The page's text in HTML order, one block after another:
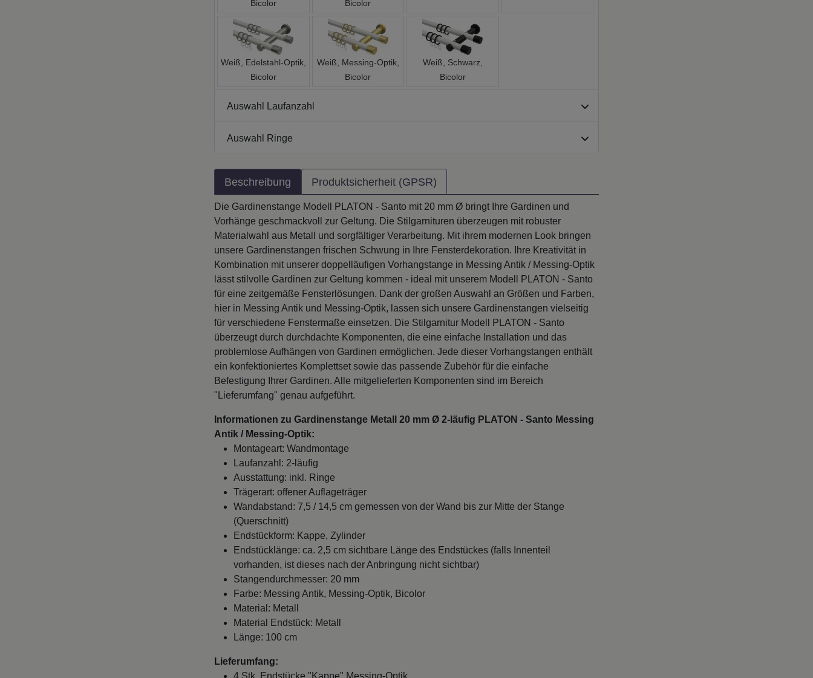
Weiß, Edelstahl-Optik,
Bicolor
Weiß, Messing-Optik,
Bicolor
Weiß, Schwarz,
Bicolor
Produktsicherheit (GPSR)
Die Gardinenstange Modell PLATON - Santo mit 20 mm Ø bringt Ihre Gardinen und
Vorhänge geschmackvoll zur Geltung. Die Stilgarnituren überzeugen mit robuster
Materialwahl aus Metall und sorgfältiger Verarbeitung. Mit ihrem modernen Look bringen
unsere Gardinenstangen frischen Schwung in Ihre Fensterdekoration. Ihre Kreativität in
Kombination mit unserer doppelläufigen Vorhangstange in Messing Antik / Messing-Optik
lässt stilvolle Gardinen zur Geltung kommen - ideal mit unserem Modell PLATON - Santo
für eine zeitgemäße Fensterlösungen. Dank der großen Auswahl an Größen und Farben,
hier in Messing Antik und Messing-Optik, lassen sich unsere Gardinenstangen vielseitig
für verschiedene Fenstermaße einsetzen. Die Stilgarnitur Modell PLATON - Santo
überzeugt durch durchdachte Komponenten, die eine einfache Installation und das
problemlose Aufhängen von Gardinen ermöglichen. Jede dieser Vorhangstangen enthält
ein konfektioniertes Komplettset sowie das passende Zubehör für die einfache
Befestigung Ihrer Gardinen. Alle mitgelieferten Komponenten sind im Bereich
"Lieferumfang" genau aufgeführt.
Antik / Messing-Optik:
Montageart: Wandmontage
Laufanzahl: 2-läufig
Ausstattung: inkl. Ringe
Trägerart: offener Auflageträger
Wandabstand: 7,5 / 14,5 cm gemessen von der Wand bis zur Mitte der Stange
(Querschnitt)
Endstückform: Kappe, Zylinder
Endstücklänge: ca. 2,5 cm sichtbare Länge des Endstückes (falls Innenteil
vorhanden, ist dieses nach der Anbringung nicht sichtbar)
Stangendurchmesser: 20 mm
Farbe: Messing Antik, Messing-Optik, Bicolor
Material: Metall
Material Endstück: Metall
Länge: 100 cm
4 Stk. Endstücke "Kappe" Messing-Optik